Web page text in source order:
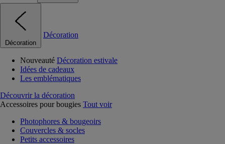
Décoration
Décoration
Nouveauté Décoration estivale
Idées de cadeaux
Les emblématiques
Découvrir la décoration
Accessoires pour bougies Tout voir
Photophores & bougeoirs
Couvercles & socles
Petits accessoires